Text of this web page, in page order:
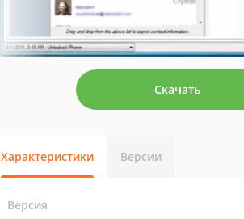
Скачать
Характеристики Версии
Версия